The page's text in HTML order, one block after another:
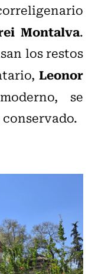
Montalva.
los restos
Leonor
se